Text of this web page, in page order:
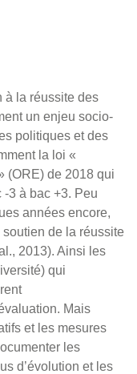
à la réussite des
un enjeu socio-
politiques et des
la loi «
(ORE) de 2018 qui
-3 à bac +3. Peu
années encore,
soutien de la réussite
2013). Ainsi les
qui
Mais
et les mesures
les
d’évolution et les